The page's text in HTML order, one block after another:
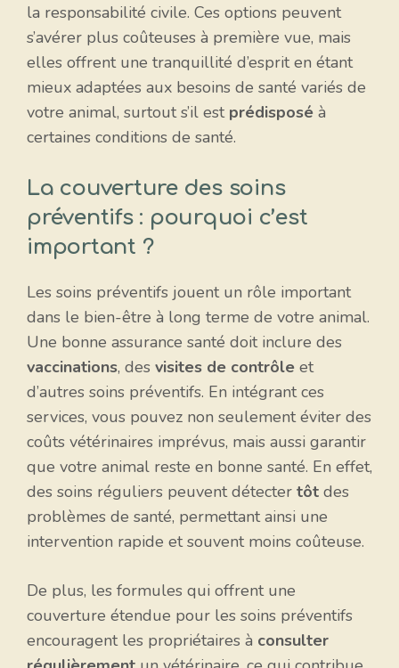
la responsabilité civile. Ces options peuvent
s’avérer plus coûteuses à première vue, mais
elles offrent une tranquillité d’esprit en étant
mieux adaptées aux besoins de santé variés de
votre animal, surtout s’il est prédisposé à
certaines conditions de santé.
La couverture des soins
préventifs : pourquoi c’est
important ?
Les soins préventifs jouent un rôle important
dans le bien-être à long terme de votre animal.
Une bonne assurance santé doit inclure des
vaccinations, des visites de contrôle et
d’autres soins préventifs. En intégrant ces
services, vous pouvez non seulement éviter des
coûts vétérinaires imprévus, mais aussi garantir
que votre animal reste en bonne santé. En effet,
des soins réguliers peuvent détecter tôt des
problèmes de santé, permettant ainsi une
intervention rapide et souvent moins coûteuse.
De plus, les formules qui offrent une
couverture étendue pour les soins préventifs
encouragent les propriétaires à consulter